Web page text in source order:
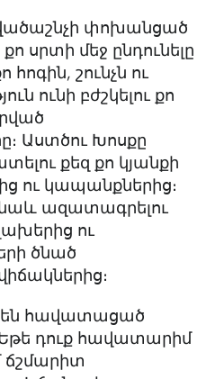
փոխանցած
սրտի մեջ ընդունելը
հոգին, շունչն ու
ունի բժշկելու քո
Աստծու Խոսքը
քեզ քո կյանքի
ու կապանքներից։
նաև ազատագրելու
ու
ծնած
հավատացած
դուք հավատարիմ
ճշմարիտ